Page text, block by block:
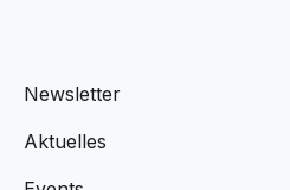
Newsletter
Aktuelles